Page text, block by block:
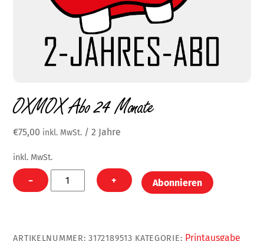
OXMOX Abo 24 Monate
€75,00 inkl. MwSt. / 2 Jahre
inkl. MwSt.
−
OXMOX
+ Abonnieren
ARTIKELNUMMER:3172189513 KATEGORIE: Printausgabe